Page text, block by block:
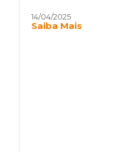
14/04/2025
Saiba Mais